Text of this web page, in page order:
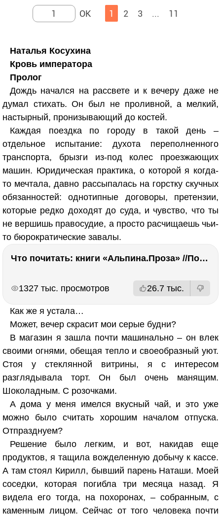
1 2 3 ... 11
Наталья Косухина
Кровь императора
Пролог
Дождь начался на рассвете и к вечеру даже не
думал стихать. Он был не проливной, а мелкий,
настырный, пронизывающий до костей.
Каждая поездка по городу в такой день –
отдельное испытание: духота переполненного
транспорта, брызги из-под колес проезжающих
машин. Юридическая практика, о которой я когда-
то мечтала, давно рассыпалась на горстку скучных
обязанностей: однотипные договоры, претензии,
которые редко доходят до суда, и чувство, что ты
не вершишь правосудие, а просто расчищаешь чьи-
то бюрократические завалы.
Что почитать: книги «Альпина.Проза» //Побяржина, Декабрев, Ронжина
1327 тыс. просмотров 26.7 тыс.
Как же я устала…
Может, вечер скрасит мои серые будни?
В магазин я зашла почти машинально – он влек
своими огнями, обещая тепло и своеобразный уют.
Стоя у стеклянной витрины, я с интересом
разглядывала торт. Он был очень манящим.
Шоколадным. С розочками.
А дома у меня имелся вкусный чай, и это уже
можно было считать хорошим началом отпуска.
Отпразднуем?
Решение было легким, и вот, накидав еще
продуктов, я тащила вожделенную добычу к кассе.
А там стоял Кирилл, бывший парень Наташи. Моей
соседки, которая погибла три месяца назад. Я
видела его тогда, на похоронах, – собранным, с
каменным лицом. Сейчас от того человека почти